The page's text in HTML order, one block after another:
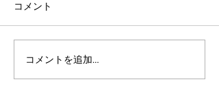
「Pera Fund（ペラ・ファ
ンド）」の登場
コメント
コメントを追加…